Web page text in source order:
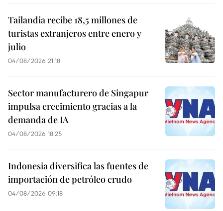
Tailandia recibe 18,5 millones de
turistas extranjeros entre enero y
julio
04/08/2026 21:18
Sector manufacturero de Singapur
impulsa crecimiento gracias a la
demanda de IA
04/08/2026 18:25
Indonesia diversifica las fuentes de
importación de petróleo crudo
04/08/2026 09:18